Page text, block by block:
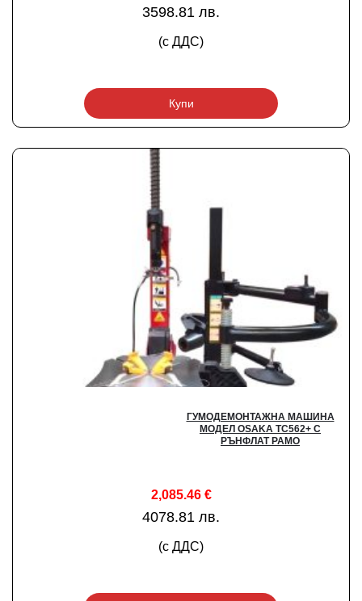
3598.81 лв.
(с ДДС)
Купи
ГУМОДЕМОНТАЖНА МАШИНА
МОДЕЛ OSAKA ТС562+ С
РЪНФЛАТ РАМО
2,085.46 €
4078.81 лв.
(с ДДС)